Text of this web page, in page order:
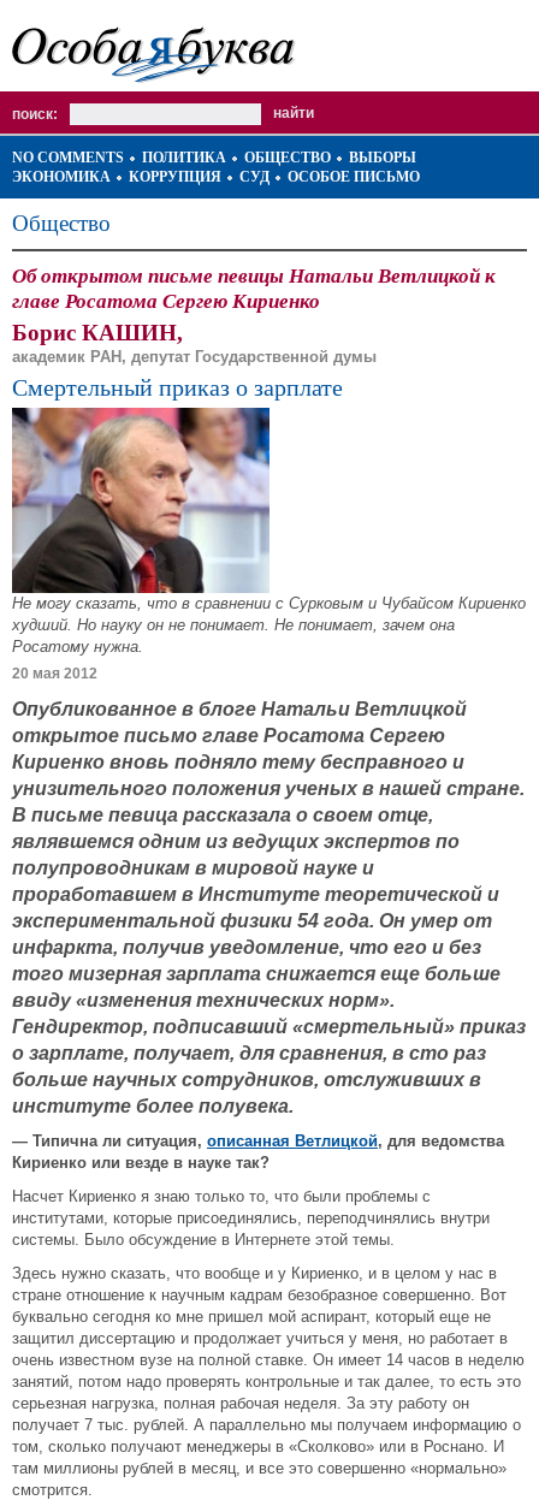
поиск:
NO COMMENTS ПОЛИТИКА ОБЩЕСТВО
ВЫБОРЫ
ЭКОНОМИКА
КОРРУПЦИЯ СУД ОСОБОЕ ПИСЬМО
Общество
Об открытом письме певицы Натальи Ветлицкой к
главе Росатома Сергею Кириенко
Борис КАШИН,
академик РАН, депутат Государственной думы
Смертельный приказ о зарплате
Не могу сказать, что в сравнении с Сурковым и Чубайсом Кириенко
худший. Но науку он не понимает. Не понимает, зачем она
Росатому нужна.
20 мая 2012
Опубликованное в блоге Натальи Ветлицкой
открытое письмо главе Росатома Сергею
Кириенко вновь подняло тему бесправного и
унизительного положения ученых в нашей стране.
В письме певица рассказала о своем отце,
являвшемся одним из ведущих экспертов по
полупроводникам в мировой науке и
проработавшем в Институте теоретической и
экспериментальной физики 54 года. Он умер от
инфаркта, получив уведомление, что его и без
того мизерная зарплата снижается еще больше
ввиду «изменения технических норм».
Гендиректор, подписавший «смертельный» приказ
о зарплате, получает, для сравнения, в сто раз
больше научных сотрудников, отслуживших в
институте более полувека.
— Типична ли ситуация, описанная Ветлицкой, для ведомства
Кириенко или везде в науке так?
Насчет Кириенко я знаю только то, что были проблемы с
институтами, которые присоединялись, переподчинялись внутри
системы. Было обсуждение в Интернете этой темы.
Здесь нужно сказать, что вообще и у Кириенко, и в целом у нас в
стране отношение к научным кадрам безобразное совершенно. Вот
буквально сегодня ко мне пришел мой аспирант, который еще не
защитил диссертацию и продолжает учиться у меня, но работает в
очень известном вузе на полной ставке. Он имеет 14 часов в неделю
занятий, потом надо проверять контрольные и так далее, то есть это
серьезная нагрузка, полная рабочая неделя. За эту работу он
получает 7 тыс. рублей. А параллельно мы получаем информацию о
том, сколько получают менеджеры в «Сколково» или в Роснано. И
там миллионы рублей в месяц, и все это совершенно «нормально»
смотрится.